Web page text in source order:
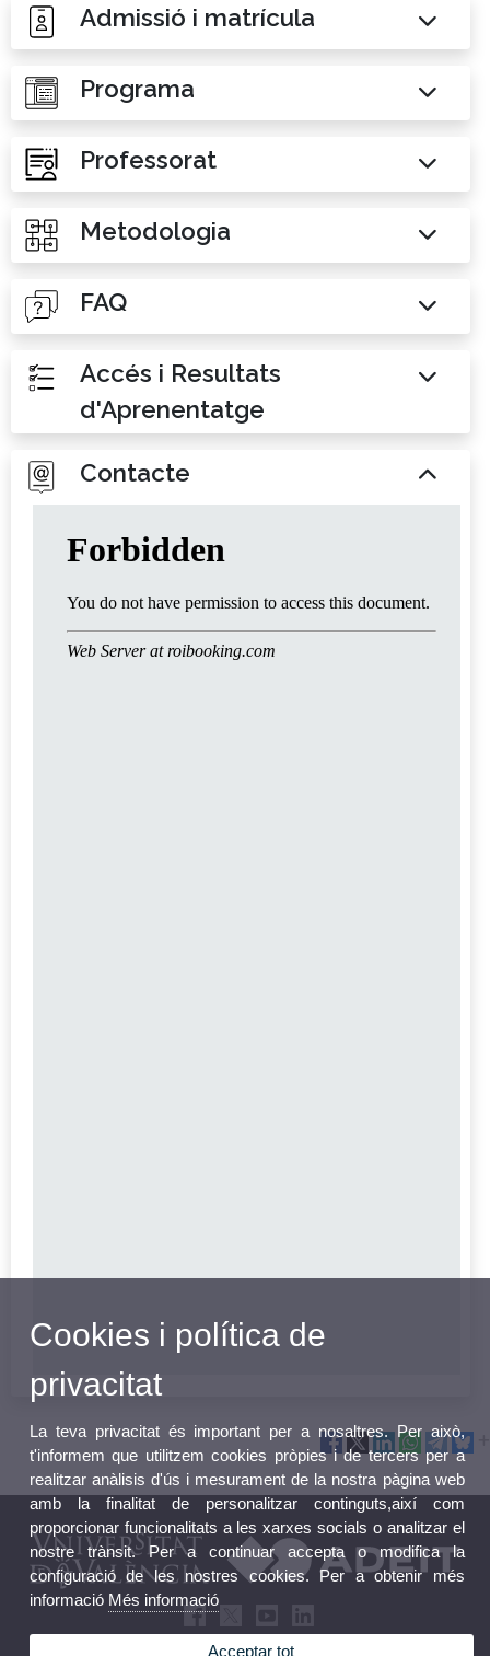
Admissió i matrícula
Programa
Professorat
Metodologia
FAQ
Accés i Resultats
d'Aprenentatge
Contacte
Cookies i política de
privacitat
La teva privacitat és important per a nosaltres. Per això,
t'informem que utilitzem cookies pròpies i de tercers per a
realitzar anàlisis d'ús i mesurament de la nostra pàgina web
amb la finalitat de personalitzar continguts,així com
proporcionar funcionalitats a les xarxes socials o analitzar el
nostre trànsit. Per a continuar accepta o modifica la
configuració de les nostres cookies. Per a obtenir més
informació Més informació
Acceptar tot